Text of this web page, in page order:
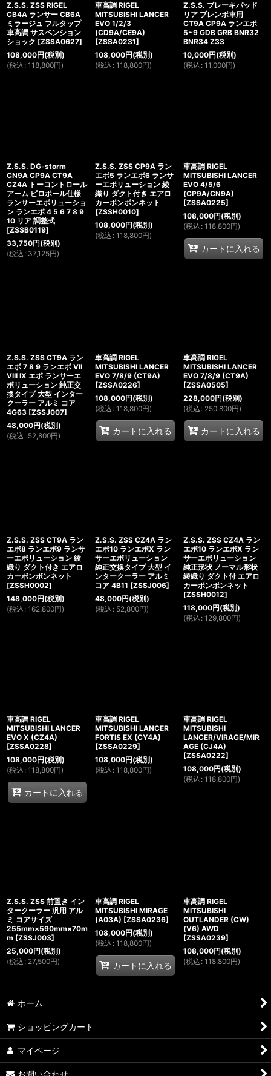
Z.S.S. ZSS RIGEL
CB4A ランサー CB6A
ミラージュ フルタップ
車高調 サスペンション
ショック [ZSSA0627]
108,000円(税別)
(税込 : 118,800円)
車高調 RIGEL
MITSUBISHI LANCER
EVO 1/2/3
(CD9A/CE9A)
[ZSSA0231]
108,000円(税別)
(税込 : 118,800円)
Z.S.S. ブレーキパッド
リア ブレンボ車用
CT9A CP9A ランエボ
5~9 GDB GRB BNR32
BNR34 Z33
10,000円(税別)
(税込 : 11,000円)
Z.S.S. DG-storm
CN9A CP9A CT9A
CZ4A トーコントロール
アーム ピロボール仕様
ランサーエボリューショ
ン ランエボ 4 5 6 7 8 9
10 リア 調整式
[ZSSB0119]
33,750円(税別)
(税込 : 37,125円)
Z.S.S. ZSS CP9A ラン
エボ5 ランエボ6 ランサ
ーエボリューション 綾
織り ダクト付き エアロ
カーボンボンネット
[ZSSH0010]
108,000円(税別)
(税込 : 118,800円)
車高調 RIGEL
MITSUBISHI LANCER
EVO 4/5/6
(CP9A/CN9A)
[ZSSA0225]
108,000円(税別)
(税込 : 118,800円)
カートに入れる
Z.S.S. ZSS CT9A ラン
エボ 7 8 9 ランエボ VII
VIII IX エボ ランサーエ
ボリューション 純正交
換タイプ 大型 インター
クーラー アルミ コア
4G63 [ZSSJ007]
48,000円(税別)
(税込 : 52,800円)
車高調 RIGEL
MITSUBISHI LANCER
EVO 7/8/9 (CT9A)
[ZSSA0226]
108,000円(税別)
(税込 : 118,800円)
カートに入れる
車高調 RIGEL
MITSUBISHI LANCER
EVO 7/8/9 (CT9A)
[ZSSA0505]
228,000円(税別)
(税込 : 250,800円)
カートに入れる
Z.S.S. ZSS CT9A ラン
エボ8 ランエボ9 ランサ
ーエボリューション 綾
織り ダクト付き エアロ
カーボンボンネット
[ZSSH0002]
148,000円(税別)
(税込 : 162,800円)
Z.S.S. ZSS CZ4A ラン
エボ10 ランエボX ラン
サーエボリューション
純正交換タイプ 大型 イ
ンタークーラー アルミ
コア 4B11 [ZSSJ006]
48,000円(税別)
(税込 : 52,800円)
Z.S.S. ZSS CZ4A ラン
エボ10 ランエボX ラン
サーエボリューション
純正形状 ノーマル形状
綾織り ダクト付 エアロ
カーボンボンネット
[ZSSH0012]
118,000円(税別)
(税込 : 129,800円)
車高調 RIGEL
MITSUBISHI LANCER
EVO X (CZ4A)
[ZSSA0228]
108,000円(税別)
(税込 : 118,800円)
カートに入れる
車高調 RIGEL
MITSUBISHI LANCER
FORTIS EX (CY4A)
[ZSSA0229]
108,000円(税別)
(税込 : 118,800円)
車高調 RIGEL
MITSUBISHI
LANCER/VIRAGE/MIR
AGE (CJ4A)
[ZSSA0222]
108,000円(税別)
(税込 : 118,800円)
Z.S.S. ZSS 前置き イン
タークーラー 汎用 アル
ミ コアサイズ
255mm×590mm×70m
m [ZSSJ003]
25,000円(税別)
(税込 : 27,500円)
車高調 RIGEL
MITSUBISHI MIRAGE
(A03A) [ZSSA0236]
108,000円(税別)
(税込 : 118,800円)
カートに入れる
車高調 RIGEL
MITSUBISHI
OUTLANDER (CW)
(V6) AWD
[ZSSA0239]
108,000円(税別)
(税込 : 118,800円)
ホーム
ショッピングカート
マイページ
お問い合わせ